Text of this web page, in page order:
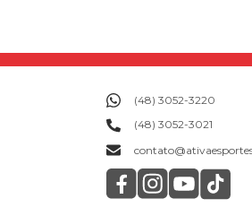
(48) 3052-3220
(48) 3052-3021